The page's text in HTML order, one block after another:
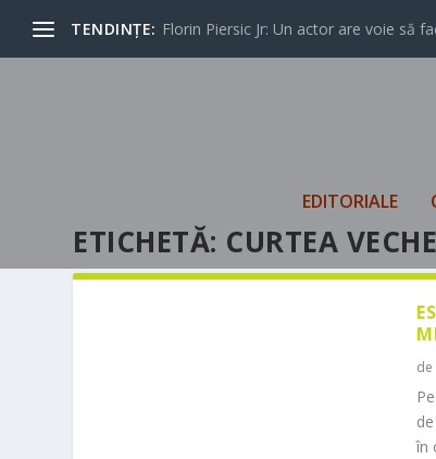
TENDINȚE: Florin Piersic Jr: Un actor are voie să
EDITORIALE
ETICHETĂ: CURTEA
de
în